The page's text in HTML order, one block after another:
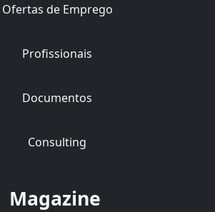
Ofertas de Emprego
Profissionais
Documentos
Consulting
Magazine